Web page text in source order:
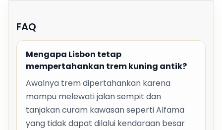
FAQ
Mengapa Lisbon tetap
mempertahankan trem kuning antik?
Awalnya trem dipertahankan karena
mampu melewati jalan sempit dan
tanjakan curam kawasan seperti Alfama
yang tidak dapat dilalui kendaraan besar